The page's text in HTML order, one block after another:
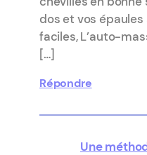
dos et vos
faciles, L’auto-
[…]
Répondre
Une